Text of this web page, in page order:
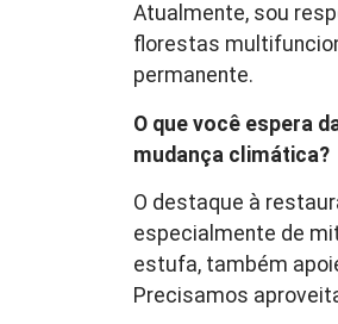
Atualmente, sou
florestas
permanente.
O que você espera
mudança climática?
O destaque à
especialmente de
estufa, também
Precisamos